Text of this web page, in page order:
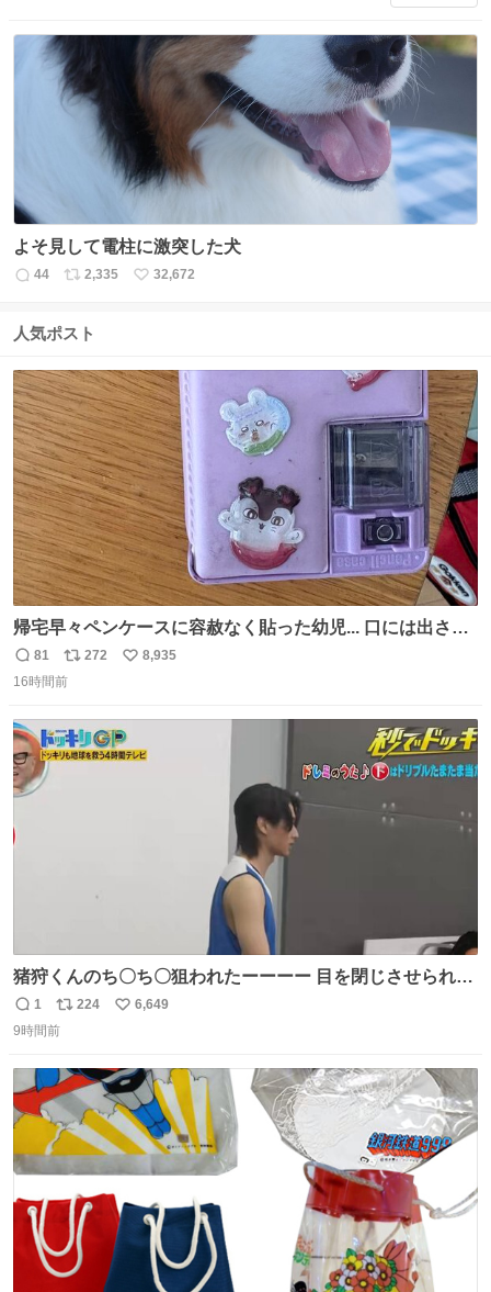
数
ス
ト
数
ね
よそ見して電柱に激突した犬
返
数
44
リ
ス
数
2,335
い
32,672
人気ポスト
帰宅早々ペンケースに容赦なく貼った幼児... 口には出さぬ
が勿体無い精神で心がざわつく.....ッ
返
信
81
リ
ポ
ト
数
272
い
数
8,935
16時間前
猪狩くんのち〇ち〇狙われたーーーー 目を閉じさせられて
やっとたまたま成功わろた🏀ｗｗ ⠀ そしていつものD見て
おもいっきりボール投げつけんのほんまにｗｗｗｗｗ ぺし
返
信
1
リ
ポ
ト
数
224
い
数
6,649
9時間前